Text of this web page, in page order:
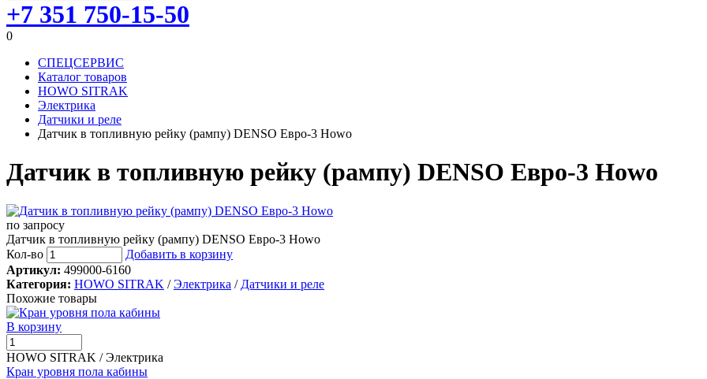
+7 351 750-15-50
0
СПЕЦСЕРВИС
Каталог товаров
HOWO SITRAK
Электрика
Датчики и реле
Датчик в топливную рейку (рампу) DENSO Евро-3 Howo
Датчик в топливную рейку (рампу) DENSO Евро-3 Howo
по запросу
Датчик в топливную рейку (рампу) DENSO Евро-3 Howo
Кол-во
Добавить в корзину
Артикул: 499000-6160
Категория: HOWO SITRAK /Электрика / Датчики и реле
Похожие товары
В корзину
HOWO SITRAK / Электрика
Кран уровня пола кабины